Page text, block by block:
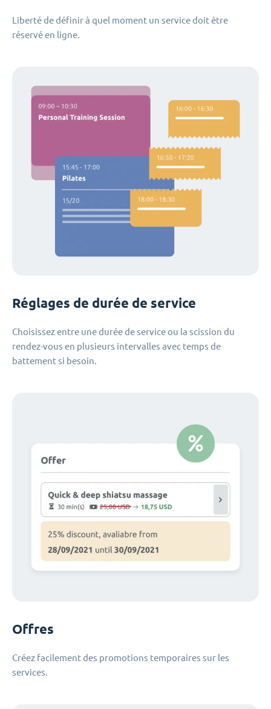
Liberté de définir à quel moment un service doit être
réservé en ligne.
Réglages de durée de service
Choisissez entre une durée de service ou la scission du
rendez-vous en plusieurs intervalles avec temps de
battement si besoin.
Offres
Créez facilement des promotions temporaires sur les
services.